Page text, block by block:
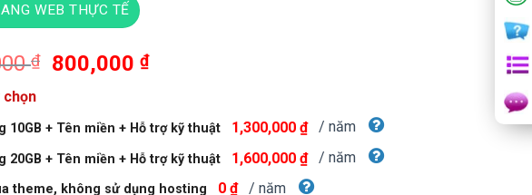
WEB THỰC TẾ
₫
Giá
1,300,000 ₫.
800,000₫Giá
là:
800,000 ₫.
10GB + Tên miền + Hỗ trợ kỹ thuật 1,300,000 ₫ / năm
20GB + Tên miền + Hỗ trợ kỹ thuật 1,600,000 ₫ / năm
theme, không sử dụng hosting 0 ₫ / năm